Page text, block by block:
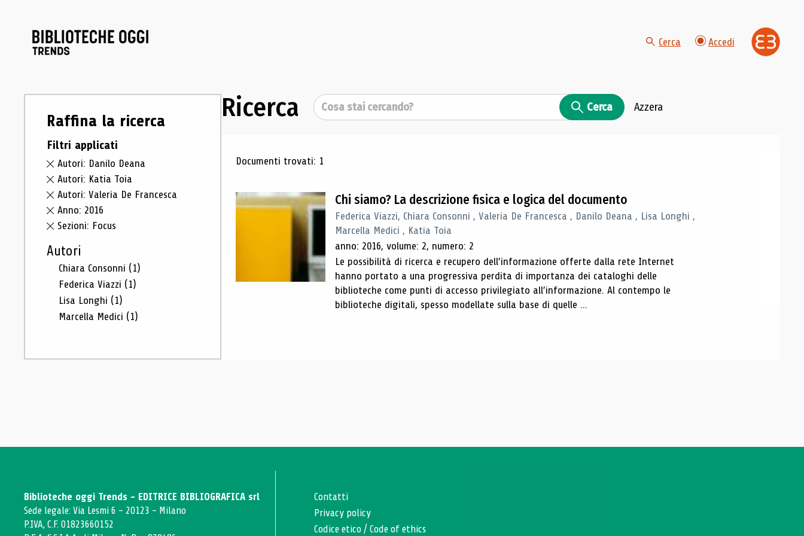
Cerca Accedi
Raffina la ricerca
Filtri applicati
Autori: Danilo Deana
Autori: Katia Toia
Autori: Valeria De Francesca
Anno: 2016
Sezioni: Focus
Autori
Chiara Consonni (1)
Federica Viazzi (1)
Lisa Longhi (1)
Marcella Medici (1)
Ricerca Cerca Cerca Azzera
Risultati di ricerca
Documenti trovati: 1
Chi siamo? La descrizione fisica e logica del documento
Federica Viazzi, Chiara Consonni , Valeria De Francesca , Danilo Deana , Lisa Longhi ,
Marcella Medici , Katia Toia
anno: 2016, volume: 2, numero: 2
Le possibilità di ricerca e recupero dell’informazione offerte dalla rete Internet
hanno portato a una progressiva perdita di importanza dei cataloghi delle
biblioteche come punti di accesso privilegiato all’informazione. Al contempo le
biblioteche digitali, spesso modellate sulla base di quelle ...
Biblioteche oggi Trends - EDITRICE BIBLIOGRAFICA srl
Sede legale: Via Lesmi 6 - 20123 - Milano
P.IVA, C.F. 01823660152
Contatti
Privacy policy
Codice etico /Code of ethics